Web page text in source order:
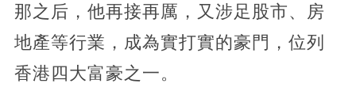
那之后，他再接再厲，又涉足股市、房
地產等行業，成為實打實的豪門，位列
香港四大富豪之一。